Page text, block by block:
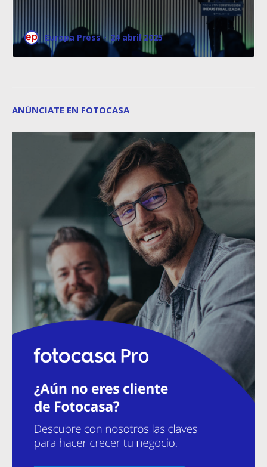
Europa Press · 24 abril 2025
ANÚNCIATE EN FOTOCASA